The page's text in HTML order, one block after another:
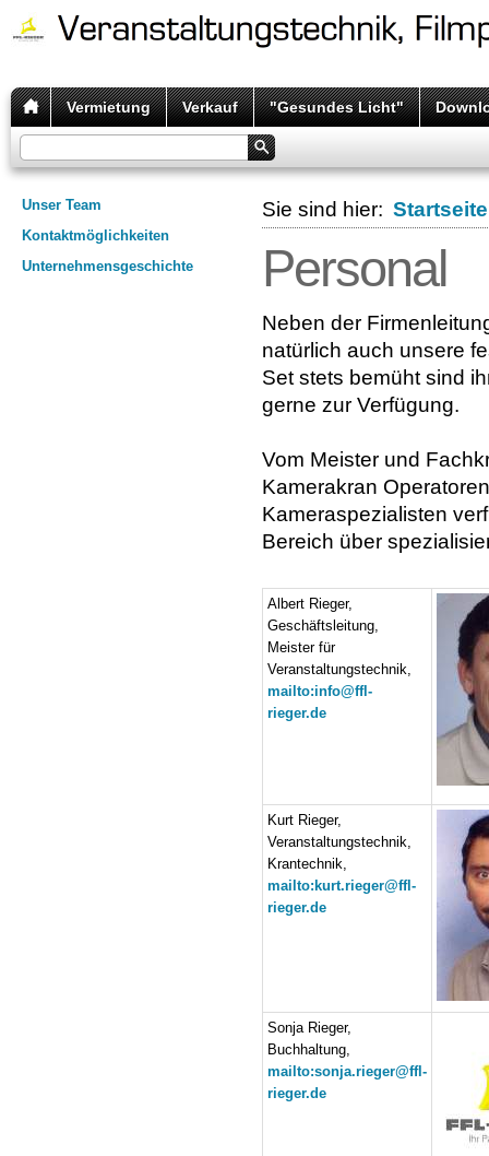
Vermietung Verkauf "Gesundes Licht"
Unser Team
Kontaktmöglichkeiten
Unternehmensgeschichte
Sie sind hier: Startseite
Personal
Neben der
natürlich auch unsere
Set stets bemüht sind
gerne zur Verfügung.
Vom Meister und
Kamerakran
Kameraspezialisten
Bereich über
Albert Rieger,
Geschäftsleitung,
Meister für
Veranstaltungstechnik,
mailto:info@ffl-
rieger.de
Kurt Rieger,
Veranstaltungstechnik,
Krantechnik,
mailto:kurt.rieger@ffl-
rieger.de
Sonja Rieger,
Buchhaltung,
mailto:sonja.rieger@ffl-
rieger.de